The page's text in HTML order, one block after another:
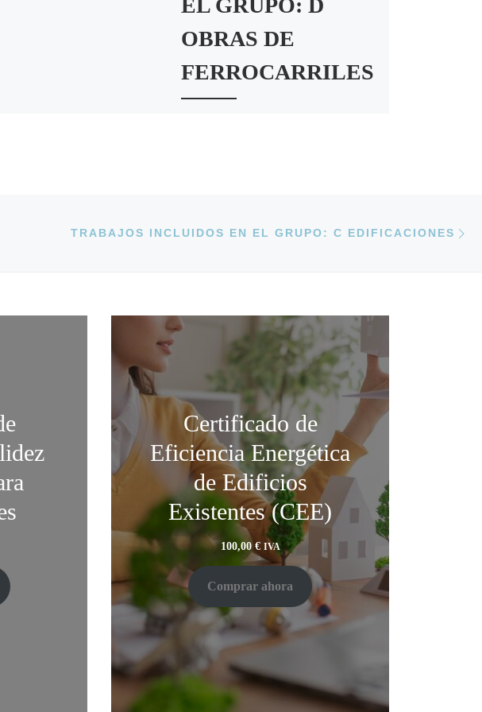
OBRAS DE
FERROCARRILES
A LA LISTA DE ENTRADAS
TRABAJOS INCLUIDOS EN EL GRUPO: C EDIFICACIONES
Certificado de
Eficiencia Energética
de Edificios
Existentes (CEE)
100,00 € IVA
Comprar ahora